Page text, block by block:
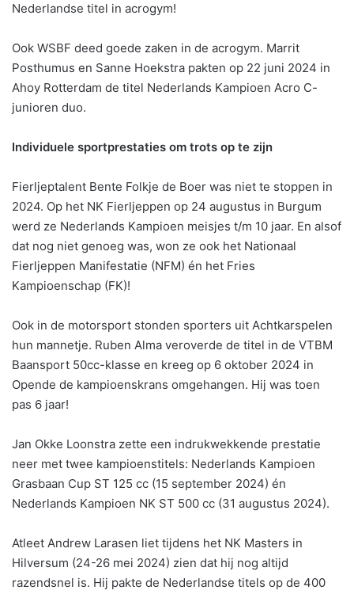
Nederlandse titel in acrogym!
Ook WSBF deed goede zaken in de acrogym. Marrit
Posthumus en Sanne Hoekstra pakten op 22 juni 2024 in
Ahoy Rotterdam de titel Nederlands Kampioen Acro C-
junioren duo.
Individuele sportprestaties om trots op te zijn
Fierljeptalent Bente Folkje de Boer was niet te stoppen in
2024. Op het NK Fierljeppen op 24 augustus in Burgum
werd ze Nederlands Kampioen meisjes t/m 10 jaar. En alsof
dat nog niet genoeg was, won ze ook het Nationaal
Fierljeppen Manifestatie (NFM) én het Fries
Kampioenschap (FK)!
Ook in de motorsport stonden sporters uit Achtkarspelen
hun mannetje. Ruben Alma veroverde de titel in de VTBM
Baansport 50cc-klasse en kreeg op 6 oktober 2024 in
Opende de kampioenskrans omgehangen. Hij was toen
pas 6 jaar!
Jan Okke Loonstra zette een indrukwekkende prestatie
neer met twee kampioenstitels: Nederlands Kampioen
Grasbaan Cup ST 125 cc (15 september 2024) én
Nederlands Kampioen NK ST 500 cc (31 augustus 2024).
Atleet Andrew Larasen liet tijdens het NK Masters in
Hilversum (24-26 mei 2024) zien dat hij nog altijd
razendsnel is. Hij pakte de Nederlandse titels op de 400